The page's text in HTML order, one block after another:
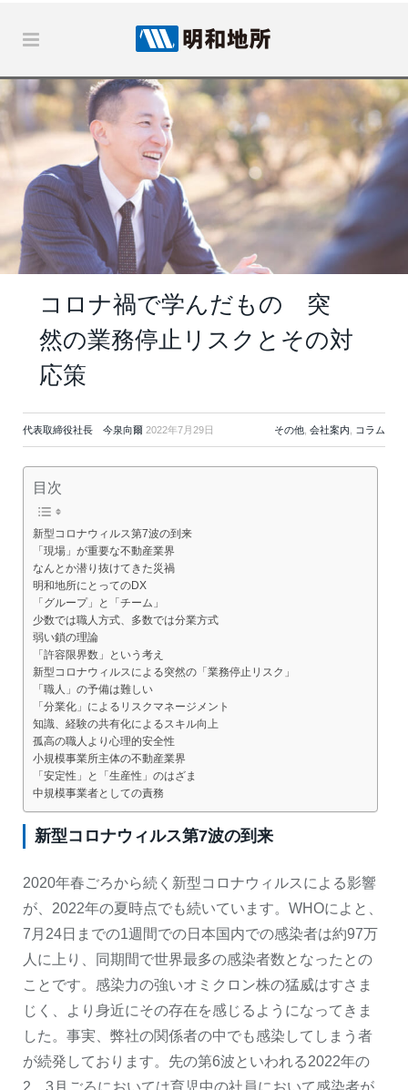
コロナ禍で学んだもの 突
然の業務停止リスクとその対
応策
代表取締役社長 今泉向爾 2022年7月29日 その他, 会社案内, コラム
目次
新型コロナウィルス第7波の到来
「現場」が重要な不動産業界
なんとか潜り抜けてきた災禍
明和地所にとってのDX
「グループ」と「チーム」
少数では職人方式、多数では分業方式
弱い鎖の理論
「許容限界数」という考え
新型コロナウィルスによる突然の「業務停止リスク」
「職人」の予備は難しい
「分業化」によるリスクマネージメント
知識、経験の共有化によるスキル向上
孤高の職人より心理的安全性
小規模事業所主体の不動産業界
「安定性」と「生産性」のはざま
中規模事業者としての責務
新型コロナウィルス第7波の到来
2020年春ごろから続く新型コロナウィルスによる影響
が、2022年の夏時点でも続いています。WHOによと、
7月24日までの1週間での日本国内での感染者は約97万
人に上り、同期間で世界最多の感染者数となったとの
ことです。感染力の強いオミクロン株の猛威はすさま
じく、より身近にその存在を感じるようになってきま
した。事実、弊社の関係者の中でも感染してしまう者
が続発しております。先の第6波といわれる2022年の